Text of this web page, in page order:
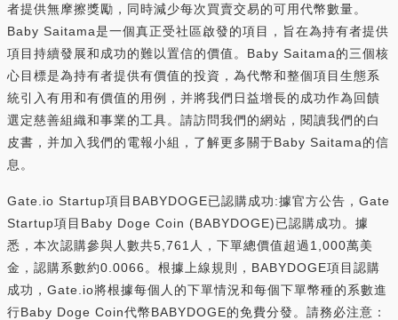
者提供無摩擦獎勵，同時減少每次買賣交易的可用代幣數量。
Baby Saitama是一個真正受社區啟發的項目，旨在為持有者提供
項目持續發展和成功的難以置信的價值。Baby Saitama的三個核
心目標是為持有者提供有價值的投資，為代幣和整個項目生態系
統引入有用和有價值的用例，并將我們日益增長的成功作為回饋
選定慈善組織和事業的工具。請訪問我們的網站，閱讀我們的白
皮書，并加入我們的電報小組，了解更多關于Baby Saitama的信
息。
Gate.io Startup項目BABYDOGE已認購成功:據官方公告，Gate
Startup項目Baby Doge Coin (BABYDOGE)已認購成功。據
悉，本次認購參與人數共5,761人，下單總價值超過1,000萬美
金，認購系數約0.0066。根據上線規則，BABYDOGE項目認購
成功，Gate.io將根據每個人的下單情況和每個下單幣種的系數進
行Baby Doge Coin代幣BABYDOGE的免費分發。請務必注意：